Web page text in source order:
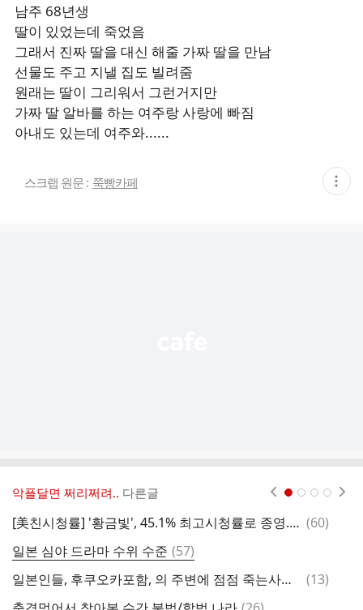
남주 68년생
딸이 있었는데 죽었음
그래서 진짜 딸을 대신 해줄 가짜 딸을 만남
선물도 주고 지낼 집도 빌려줌
원래는 딸이 그리워서 그런거지만
가짜 딸 알바를 하는 여주랑 사랑에 빠짐
아내도 있는데 여주와......
스크랩 원문 : 쭉빵카페 현
재
악플달면 쩌리쩌려.. 다른글
[美친시청률] '황금빛', 45.1% 최고시청률로 종영..완벽 해피엔딩“ 댓
(60)
일본 심야 드라마 수위 수준 댓
글
(57)
일본인들, 후쿠오카포함, 의 주변에 점점 죽는사람이 늘어난다는 트윗 모음 2017년 11월
댓
(13)